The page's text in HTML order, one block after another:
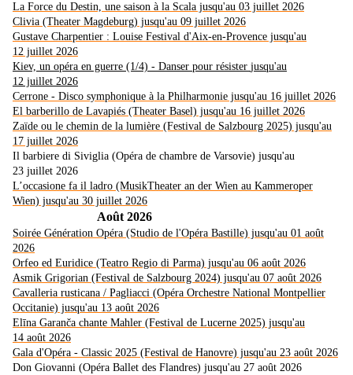
La Force du Destin, une saison à la Scala jusqu'au 03 juillet 2026
Clivia (Theater Magdeburg) jusqu'au 09 juillet 2026
Gustave Charpentier : Louise Festival d'Aix-en-Provence jusqu'au
12 juillet 2026
Kiev, un opéra en guerre (1/4) - Danser pour résister jusqu'au
12 juillet 2026
Cerrone - Disco symphonique à la Philharmonie jusqu'au 16 juillet 2026
El barberillo de Lavapiés (Theater Basel) jusqu'au 16 juillet 2026
Zaïde ou le chemin de la lumière (Festival de Salzbourg 2025) jusqu'au
17 juillet 2026
Il barbiere di Siviglia (Opéra de chambre de Varsovie) jusqu'au
23 juillet 2026
L’occasione fa il ladro (MusikTheater an der Wien au Kammeroper
Wien) jusqu'au 30 juillet 2026
Août 2026
Soirée Génération Opéra (Studio de l'Opéra Bastille) jusqu'au 01 août
2026
Orfeo ed Euridice (Teatro Regio di Parma) jusqu'au 06 août 2026
Asmik Grigorian (Festival de Salzbourg 2024) jusqu'au 07 août 2026
Cavalleria rusticana / Pagliacci (Opéra Orchestre National Montpellier
Occitanie) jusqu'au 13 août 2026
Elīna Garanča chante Mahler (Festival de Lucerne 2025) jusqu'au
14 août 2026
Gala d'Opéra - Classic 2025 (Festival de Hanovre) jusqu'au 23 août 2026
Don Giovanni (Opéra Ballet des Flandres) jusqu'au 27 août 2026